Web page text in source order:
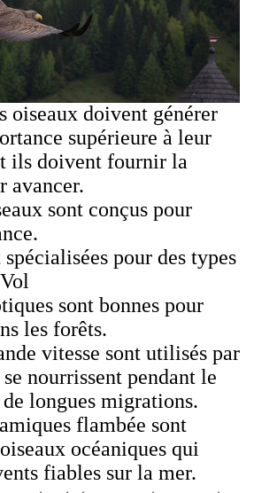
oiseaux doivent générer
supérieure à leur
ils doivent fournir la
avancer.
sont conçus pour
.
spécialisées pour des types
Vol
sont bonnes pour
les forêts.
vitesse sont utilisés par
nourrissent pendant le
de longues migrations.
flambée sont
océaniques qui
fiables sur la mer.